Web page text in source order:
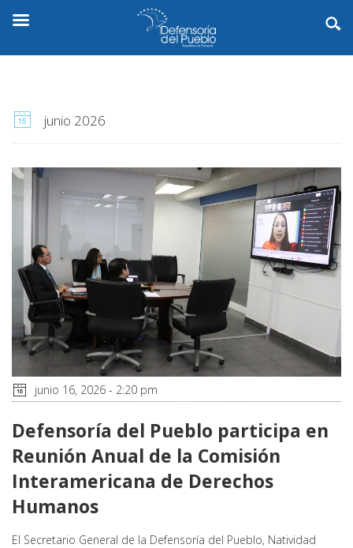
junio 2026
junio 16, 2026 - 2:20 pm
Defensoría del Pueblo participa en
Reunión Anual de la Comisión
Interamericana de Derechos
Humanos
El Secretario General de la Defensoría del Pueblo, Natividad